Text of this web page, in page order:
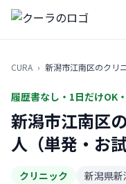
CURA › 新潟市江南区のクリ
履歴書なし・1日だけOK
新潟市江南区
人（単発・お
クリニック 新潟県